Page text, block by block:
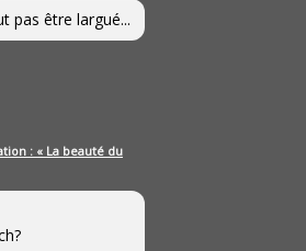
pas être largué...
: « La beauté du